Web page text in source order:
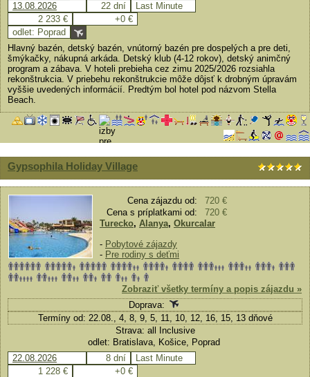
13.08.2026
22 dní
Last Minute
2 233 €
+0 €
odlet: Poprad
Hlavný bazén, detský bazén, vnútorný bazén pre dospelých a pre deti,
šmýkačky, nákupná arkáda. Detský klub (4-12 rokov), detský animčný
program a zábava. V hoteli prebieha cez zimu 2025/2026 rozsiahla
rekonštrukcia. V priebehu rekonštrukcie môže dôjsť k drobným úpravám
vyššie uvedených informácií. Predtým bol hotel pod názvom Stella
Beach.
Gypsophila Holiday Village
Cena zájazdu od:
720 €
Cena s príplatkami od:
720 €
Turecko, Alanya, Okurcalar
- Pobytové zájazdy
- Pre rodiny s deťmi
Zobraziť všetky termíny a popis zájazdu »
Doprava:
Termíny od: 22.08., 4, 8, 9, 5, 11, 10, 12, 16, 15, 13 dňové
Strava: all Inclusive
odlet: Bratislava, Košice, Poprad
22.08.2026
8 dní
Last Minute
1 228 €
+0 €